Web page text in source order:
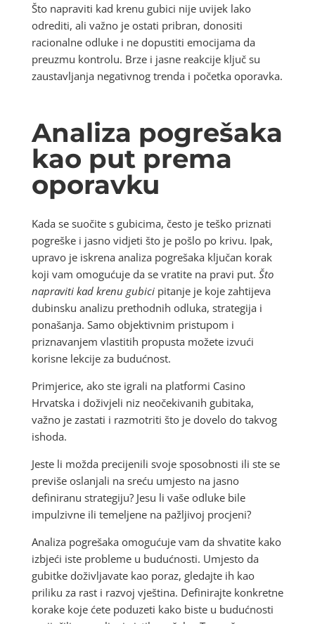
Što napraviti kad krenu gubici nije uvijek lako
odrediti, ali važno je ostati pribran, donositi
racionalne odluke i ne dopustiti emocijama da
preuzmu kontrolu. Brze i jasne reakcije ključ su
zaustavljanja negativnog trenda i početka oporavka.
Analiza pogrešaka
kao put prema
oporavku
Kada se suočite s gubicima, često je teško priznati
pogreške i jasno vidjeti što je pošlo po krivu. Ipak,
upravo je iskrena analiza pogrešaka ključan korak
koji vam omogućuje da se vratite na pravi put. Što
napraviti kad krenu gubicipitanje je koje zahtijeva
dubinsku analizu prethodnih odluka, strategija i
ponašanja. Samo objektivnim pristupom i
priznavanjem vlastitih propusta možete izvući
korisne lekcije za budućnost.
Primjerice, ako ste igrali na platformi Casino
Hrvatska i doživjeli niz neočekivanih gubitaka,
važno je zastati i razmotriti što je dovelo do takvog
ishoda.
Jeste li možda precijenili svoje sposobnosti ili ste se
previše oslanjali na sreću umjesto na jasno
definiranu strategiju? Jesu li vaše odluke bile
impulzivne ili temeljene na pažljivoj procjeni?
Analiza pogrešaka omogućuje vam da shvatite kako
izbjeći iste probleme u budućnosti. Umjesto da
gubitke doživljavate kao poraz, gledajte ih kao
priliku za rast i razvoj vještina. Definirajte konkretne
korake koje ćete poduzeti kako biste u budućnosti